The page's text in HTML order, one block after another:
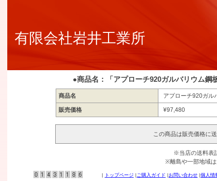
有限会社岩井工業所
●商品名：「アプローチ920ガルバリウム
商品名 アプローチ920ガ
販売価格 ¥97,480
この商品は販売価格に
※当店の送料表
※離島や一部地域
| トップページ | ご購入ガイド |お問い合わせ |個人情